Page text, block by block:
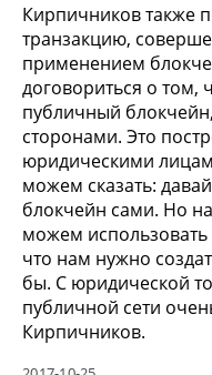
Кирпичников также
транзакцию,
применением
договориться о том,
публичный
сторонами. Это
юридическими
можем сказать:
блокчейн сами. Но
можем
что нам нужно
бы. С юридической
публичной сети
Кирпичников.